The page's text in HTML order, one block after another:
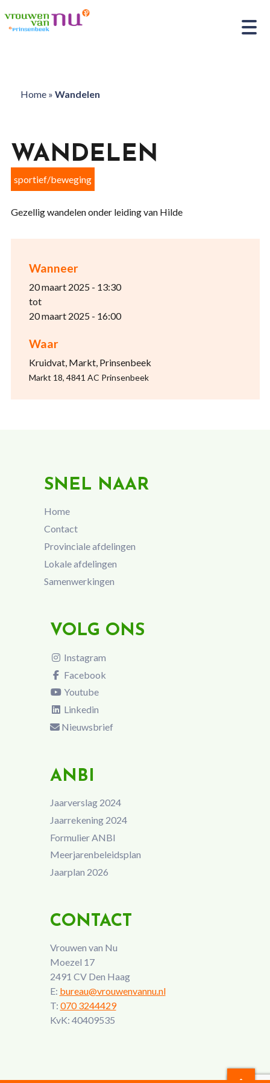
Home» Wandelen
Wanneer
20 maart 2025 - 13:30
tot
20 maart 2025 - 16:00
Waar
Kruidvat, Markt, Prinsenbeek
Markt 18, 4841 AC Prinsenbeek
WANDELEN
sportief/beweging
Gezellig wandelen onder leiding van Hilde
SNEL NAAR
Home
Contact
Provinciale afdelingen
Lokale afdelingen
Samenwerkingen
VOLG ONS
Instagram
Facebook
Youtube
Linkedin
Nieuwsbrief
ANBI
Jaarverslag 2024
Jaarrekening 2024
Formulier ANBI
Meerjarenbeleidsplan
Jaarplan 2026
CONTACT
Vrouwen van Nu
Moezel 17
2491 CV Den Haag
E: bureau@vrouwenvannu.nl
T: 070 3244429
KvK: 40409535